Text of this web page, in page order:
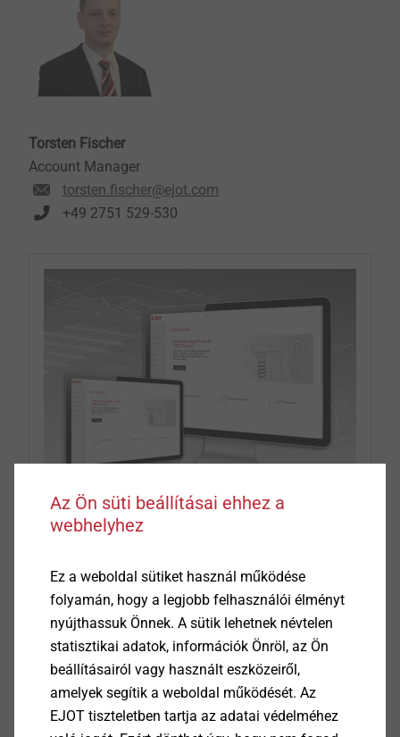
Torsten Fischer
Account Manager
torsten.fischer@ejot.com
+49 2751 529-530
CAD & more on ejot.com
With the one-time registration we provide in this
areaCAD datain various formats as well as
PDFs of the technical drawings of our products
DELTA PT
® , SHEETtracs ® and ALtracs ®Plus.
Additionally, CAD & more offers you the
possibility to design your individual joints with
the aid of prognosis programs or to check their
Az Ön süti beállításai ehhez a
webhelyhez
Ez a weboldal sütiket használ működése
folyamán, hogy a legjobb felhasználói élményt
nyújthassuk Önnek. A sütik lehetnek névtelen
statisztikai adatok, információk Önröl, az Ön
beállításairól vagy használt eszközeiről,
amelyek segítik a weboldal működését. Az
EJOT tiszteletben tartja az adatai védelméhez